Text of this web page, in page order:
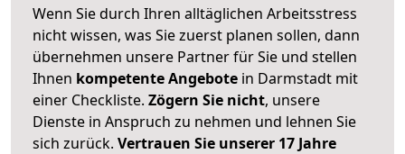
Wenn Sie durch Ihren alltäglichen Arbeitsstress
nicht wissen, was Sie zuerst planen sollen, dann
übernehmen unsere Partner für Sie und stellen
Ihnen kompetente Angebote in Darmstadt mit
einer Checkliste. Zögern Sie nicht, unsere
Dienste in Anspruch zu nehmen und lehnen Sie
sich zurück. Vertrauen Sie unserer 17 Jahre